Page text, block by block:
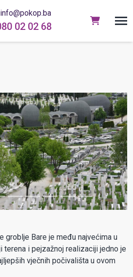
02 02 68
next
groblje Bare je među najvećima u
terena i pejzažnoj realizaciji jedno je
vječnih počivališta u ovom